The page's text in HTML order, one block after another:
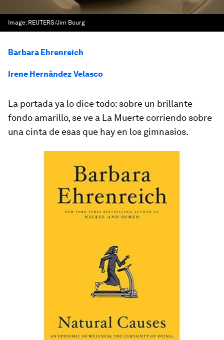
Image: REUTERS/Jim Bourg
Barbara Ehrenreich
Irene Hernández Velasco
La portada ya lo dice todo: sobre un brillante
fondo amarillo, se ve a La Muerte corriendo sobre
una cinta de esas que hay en los gimnasios.